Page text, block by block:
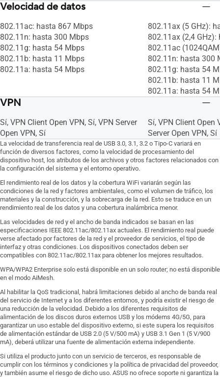
Velocidad de datos
802.11ac: hasta 867 Mbps
802.11n: hasta 300 Mbps
802.11g: hasta 54 Mbps
802.11b: hasta 11 Mbps
802.11a: hasta 54 Mbps
802.11ax (5 GHz):
802.11ax (2,4
802.11ac
802.11n: hasta 300
802.11g: hasta 54
802.11b: hasta 11
802.11a: hasta 54
VPN
Sí, VPN Client Open VPN, Sí, VPN Server
Open VPN, Sí
Sí, VPN Client Open
Server Open VPN, Sí
La velocidad de transferencia real de USB 3.0, 3.1, 3.2 o Tipo-C variará en
función de diversos factores, como la velocidad de procesamiento del
dispositivo host, los atributos de los archivos y otros factores relacionados con
la configuración del sistema y el entorno operativo.
El rendimiento real de los datos y la cobertura WiFi variarán según las
condiciones de la red y factores ambientales, como el volumen de tráfico, los
materiales y la construcción, y la sobrecarga de la red. Esto se traduce en un
rendimiento real de los datos y una cobertura inalámbrica menor.
Las velocidades de red y el ancho de banda indicados se basan en las
especificaciones IEEE 802.11ac/802.11ax actuales. El rendimiento real puede
verse afectado por factores de la red y el proveedor de servicios, el tipo de
interfaz y otras condiciones. Los dispositivos conectados deben ser
compatibles con 802.11ac/802.11ax para obtener los mejores resultados.
WPA/WPA2 Enterprise solo está disponible en un solo router; no está disponible
en el modo AiMesh.
Al habilitar la QoS tradicional, habrá limitaciones debido al ancho de banda real
del servicio de Internet y a los diferentes entornos, y podría existir el riesgo de
una reducción de la velocidad. Debido a los diferentes requisitos de
alimentación de los discos duros externos USB y los módems 4G/5G, para
garantizar un uso estable del dispositivo externo, si este supera los requisitos
de alimentación estándar de USB 2.0 (5 V/500 mA) y USB 3.1 Gen 1 (5 V/900
mA), deberá utilizar una fuente de alimentación externa independiente.
Si utiliza el producto junto con un servicio de terceros, es responsable de
cumplir con los términos y condiciones y la política de privacidad del proveedor,
y también asume el riesgo de dicho uso. ASUS no ofrece soporte ni garantiza la